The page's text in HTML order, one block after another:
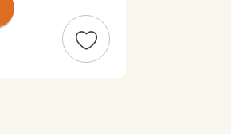
らかく、とろ
くの賞に輝くな